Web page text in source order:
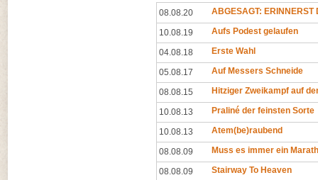
08.08.20 ABGESAGT: ERINNERST
10.08.19 Aufs Podest gelaufen
04.08.18 Erste Wahl
05.08.17 Auf Messers Schneide
08.08.15 Hitziger Zweikampf auf
10.08.13 Praliné der feinsten Sorte
10.08.13 Atem(be)raubend
08.08.09 Muss es immer ein
08.08.09 Stairway To Heaven